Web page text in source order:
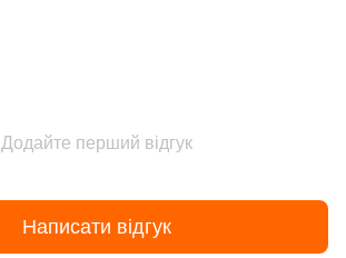
Додайте перший відгук
Написати відгук